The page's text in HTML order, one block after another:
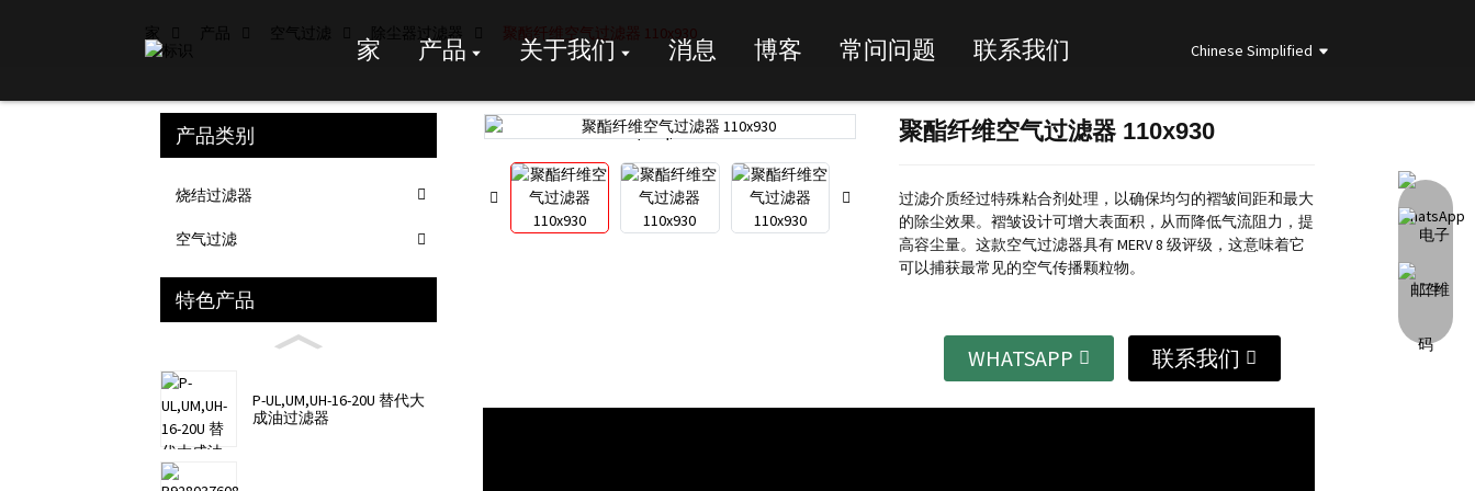
家 产品 关于我们 消息 博客 常问问题 联系我们 Chinese Simplified
家 产品 空气过滤 除尘器过滤器 聚酯纤维空气过滤器 110x930
产品类别
烧结过滤器
空气过滤
特色产品
P-UL,UM,UH-16-20U 替代大
成油过滤器
Loading...
Loading... Loading...
Loading... Loading...
Loading...
聚酯纤维空气过滤器 110x930
过滤介质经过特殊粘合剂处理，以确保均匀的褶皱间距和最大
的除尘效果。 褶皱设计可增大表面积，从而降低气流阻力，提
高容尘量。 这款空气过滤器具有 MERV 8 级评级，这意味着它
可以捕获最常见的空气传播颗粒物。
WHATSAPP 联系我们